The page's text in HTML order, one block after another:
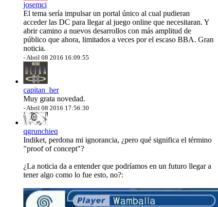
josemci
El tema sería impulsar un portal único al cual pudieran
acceder las DC para llegar al juego online que necesitaran. Y
abrir camino a nuevos desarrollos con más amplitud de
público que ahora, limitados a veces por el escaso BBA. Gran
noticia.
-Abril 08 2016 16:09:55
capitan_her
Muy grata novedad.
-Abril 08 2016 17:56:30
qgrunchieq
Indiket, perdona mi ignorancia, ¿pero qué significa el término
"proof of concept"?
¿La noticia da a entender que podríamos en un futuro llegar a
tener algo como lo fue esto, no?: